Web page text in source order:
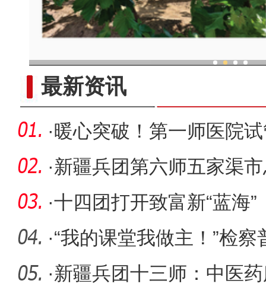
最新资讯
·暖心突破！第一师医院
·新疆兵团第六师五家渠
民答卷
·十四团打开致富新“蓝海”
·“我的课堂我做主！”检察
·新疆兵团十三师：中医